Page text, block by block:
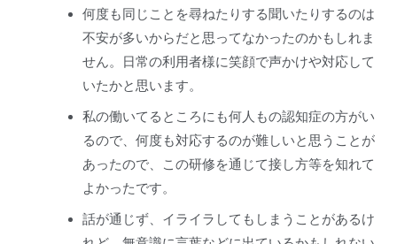
何度も同じことを尋ねたりする聞いたりするのは
不安が多いからだと思ってなかったのかもしれま
せん。日常の利用者様に笑顔で声かけや対応して
いたかと思います。
私の働いてるところにも何人もの認知症の方がい
るので、何度も対応するのが難しいと思うことが
あったので、この研修を通じて接し方等を知れて
よかったです。
話が通じず、イライラしてもしまうことがあるけ